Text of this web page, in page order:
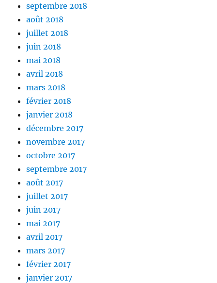
septembre 2018
août 2018
juillet 2018
juin 2018
mai 2018
avril 2018
mars 2018
février 2018
janvier 2018
décembre 2017
novembre 2017
octobre 2017
septembre 2017
août 2017
juillet 2017
juin 2017
mai 2017
avril 2017
mars 2017
février 2017
janvier 2017